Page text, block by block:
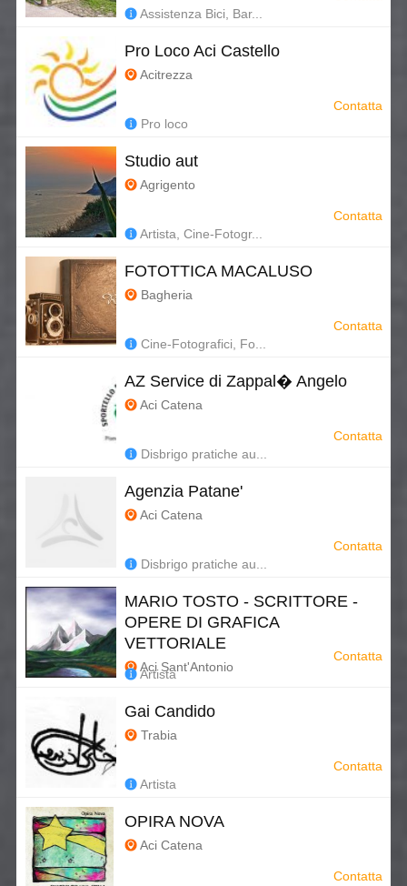
Assistenza Bici, Bar...
Pro Loco Aci Castello
Acitrezza
Pro loco
Contatta
Studio aut
Agrigento
Artista, Cine-Fotogr...
Contatta
FOTOTTICA MACALUSO
Bagheria
Cine-Fotografici, Fo...
Contatta
AZ Service di Zappal� Angelo
Aci Catena
Disbrigo pratiche au...
Contatta
Agenzia Patane'
Aci Catena
Disbrigo pratiche au...
Contatta
MARIO TOSTO - SCRITTORE -
OPERE DI GRAFICA
VETTORIALE
Aci Sant'Antonio
Artista
Contatta
Gai Candido
Trabia
Artista
Contatta
OPIRA NOVA
Aci Catena
Contatta